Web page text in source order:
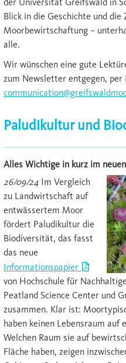
Blick in die Geschichte und die
Moorbewirtschaftung –
alle.
Wir wünschen eine gute
zum Newsletter entgegen, per
Paludikultur und
Alles Wichtige in kurz im
26/09/24 Im Vergleich
zu Landwirtschaft auf
entwässertem Moor
fördert Paludikultur die
Biodiversität, das fasst
das neue
Informationspapier
von Hochschule für
Peatland Science Center und
zusammen. Klar ist:
haben keinen Lebensraum auf
Welchen Raum sie auf
Fläche haben, zeigen